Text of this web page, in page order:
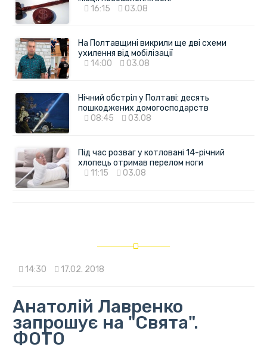
16:15
03.08
На Полтавщині викрили ще дві схеми
ухилення від мобілізації
14:00
03.08
Нічний обстріл у Полтаві: десять
пошкоджених домогосподарств
08:45
03.08
Під час розваг у котловані 14-річний
хлопець отримав перелом ноги
11:15
03.08
14:30 17.02. 2018
Анатолій Лавренко
запрошує на "Свята".
ФОТО